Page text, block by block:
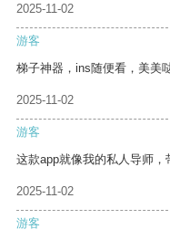
2025-11-02
游客
梯子神器，ins随便看，美美
2025-11-02
游客
这款app就像我的私人导师，
2025-11-02
游客